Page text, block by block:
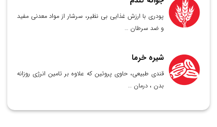
پودری با ارزش غذایی بی نظیر، سرشار از مواد معدنی مفید
و ضد سرطان …
شیره خرما
قندی طبیعی، حاوی پروتین که علاوه بر تامین انرژی روزانه
بدن ، درمان …